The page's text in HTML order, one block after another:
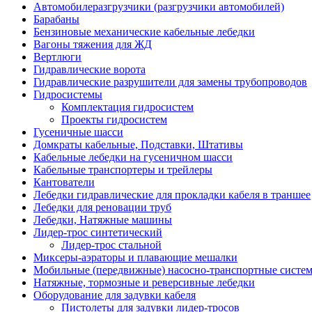
Автомобилеразгрузчики (разгрузчики автомобилей)
Барабаны
Бензиновые механические кабельные лебедки
Вагоны тяжения для ЖД
Вертлюги
Гидравлические ворота
Гидравлические разрушители для замены трубопроводов
Гидросистемы
Комплектация гидросистем
Проекты гидросистем
Гусеничные шасси
Домкраты кабельные, Подставки, Штативы
Кабельные лебедки на гусеничном шасси
Кабельные транспортеры и трейлеры
Кантователи
Лебедки гидравлические для прокладки кабеля в траншее
Лебедки для реновации труб
Лебедки, Натяжные машины
Лидер-трос синтетический
Лидер-трос стальной
Миксеры-аэраторы и плавающие мешалки
Мобильные (передвижные) насосно-транспортные
Натяжные, тормозные и реверсивные лебедки
Оборудование для задувки кабеля
Пистолеты для задувки лидер-тросов